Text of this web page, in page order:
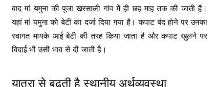
बाद मां यमुना की पूजाखरसाली गांवमें ही छह माह तक की जाती है।
यहां मां यमुना को बेटी का दर्जा दिया गया है। कपाट बंद होने पर उनका
स्वागत मायके आई बेटी की तरह किया जाता है और कपाट खुलने पर
विदाई भी उसी भाव से दी जाती है।
यात्रा से बढ़ती है स्थानीय अर्थव्यवस्था